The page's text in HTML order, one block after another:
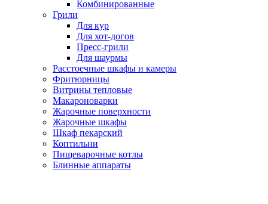
Комбинированные
Грили
Для кур
Для хот-догов
Пресс-грили
Для шаурмы
Расстоечные шкафы и камеры
Фритюрницы
Витрины тепловые
Макароноварки
Жарочные поверхности
Жарочные шкафы
Шкаф пекарский
Коптильни
Пищеварочные котлы
Блинные аппараты